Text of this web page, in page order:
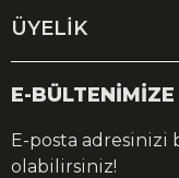
ÜYELİK
E-
E-posta adresinizi
olabilirsiniz!